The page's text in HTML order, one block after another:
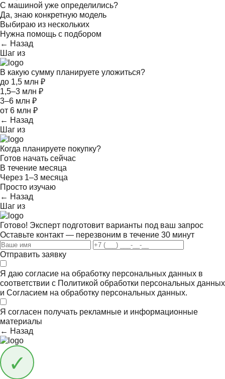
С машиной уже определились?
Да, знаю конкретную модель
Выбираю из нескольких
Нужна помощь с подбором
← Назад
Шаг из
В какую сумму планируете уложиться?
до 1,5 млн ₽
1,5–3 млн ₽
3–6 млн ₽
от 6 млн ₽
← Назад
Шаг из
Когда планируете покупку?
Готов начать сейчас
В течение месяца
Через 1–3 месяца
Просто изучаю
← Назад
Шаг из
Готово! Эксперт подготовит варианты под ваш запрос
Оставьте контакт — перезвоним в течение 30 минут
Отправить заявку
Я даю согласие на обработку персональных данных в
соответствии с Политикой обработки персональных данных
и Согласием на обработку персональных данных.
Я согласен получать рекламные и информационные
материалы
← Назад